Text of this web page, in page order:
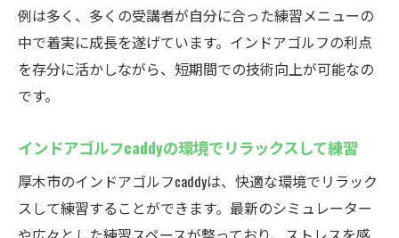
例は多く、多くの受講者が自分に合った練習メニューの
中で着実に成長を遂げています。インドアゴルフの利点
を存分に活かしながら、短期間での技術向上が可能なの
です。
インドアゴルフcaddyの環境でリラックスして練習
厚木市のインドアゴルフcaddyは、快適な環境でリラック
スして練習することができます。最新のシミュレーター